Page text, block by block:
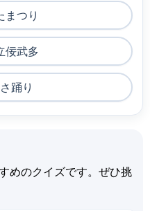
まつり
佞武多
踊り
めのクイズです。ぜひ挑